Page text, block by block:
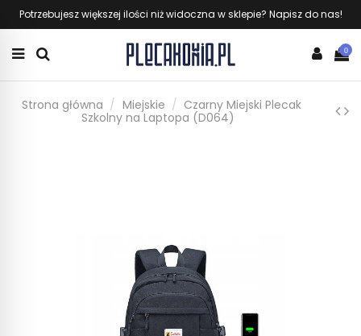
Potrzebujesz większej ilości niż widoczna w sklepie? Napisz do nas!
0
Strona główna Miejskie
Czarny Miejski Plecak
Szkolny na Laptopa (D064)